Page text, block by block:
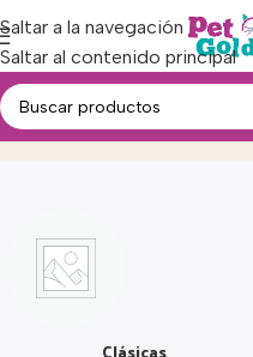
Saltar a la navegación
Saltar al contenido principal
ArenasInicio Producto